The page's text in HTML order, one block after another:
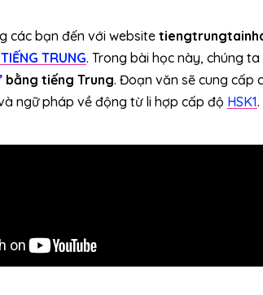
các bạn đến với website
TRUNG. Trong bài học này, chúng
bằng tiếng Trung. Đoạn văn sẽ cung cấp
ngữ pháp về động từ li hợp cấp độ HSK1.